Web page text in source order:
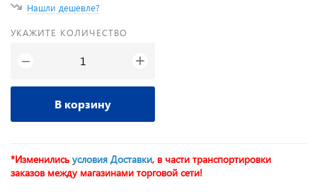
Нашли дешевле?
УКАЖИТЕ КОЛИЧЕСТВО
− +
В корзину
*Изменились условия Доставки, в части транспортировки
заказов между магазинами торговой сети!